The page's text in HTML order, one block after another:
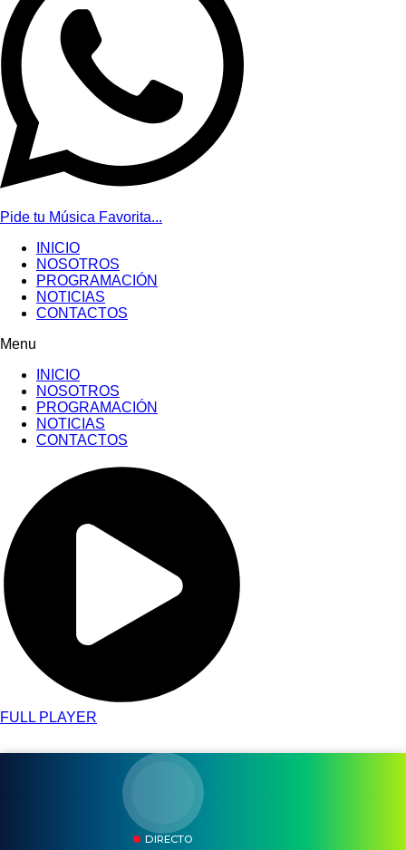
Pide tu Música Favorita...
INICIO
NOSOTROS
PROGRAMACIÓN
NOTICIAS
CONTACTOS
Menu
INICIO
NOSOTROS
PROGRAMACIÓN
NOTICIAS
CONTACTOS
FULL PLAYER
DIRECTO